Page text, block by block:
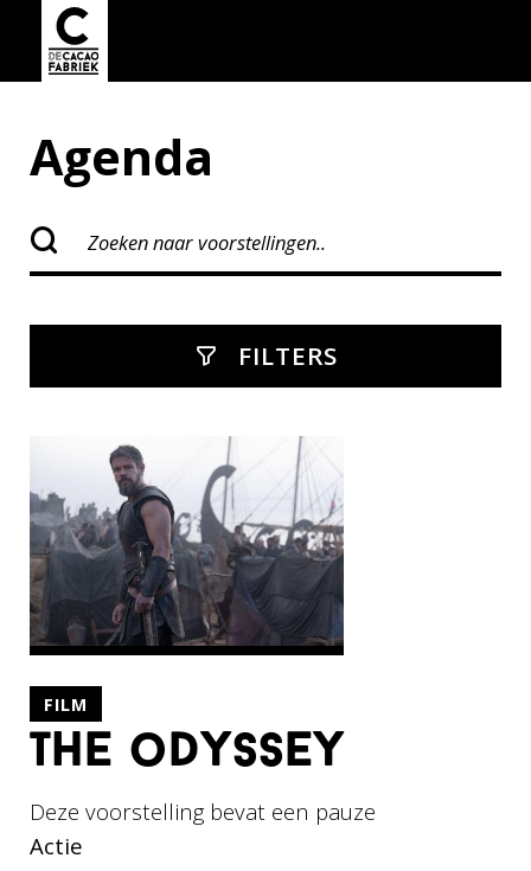
Agenda
FILTERS
the odyssey
Deze voorstelling bevat een pauze
Actie
FILM